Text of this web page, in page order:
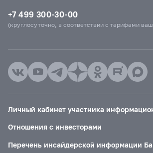
+7 499 300-30-00
(круглосуточно, в соответствии с тарифами
Личный кабинет участника
Отношения с инвесторами
Перечень инсайдерской информации